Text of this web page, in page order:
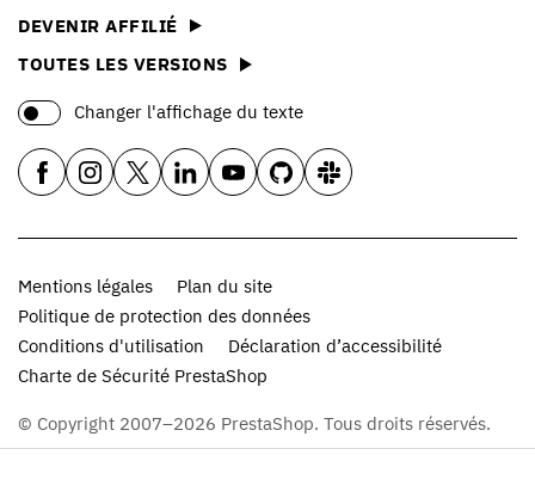
DEVENIR AFFILIÉ
TOUTES LES VERSIONS
Changer l'affichage du texte
Mentions légales
Plan du site
Politique de protection des données
Conditions d'utilisation
Déclaration d’accessibilité
Charte de Sécurité PrestaShop
© Copyright 2007–2026 PrestaShop. Tous droits réservés.